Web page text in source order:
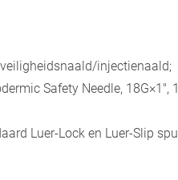
injectienaald;
Safety Needle, 18G×1",
Luer-Lock en Luer-Slip